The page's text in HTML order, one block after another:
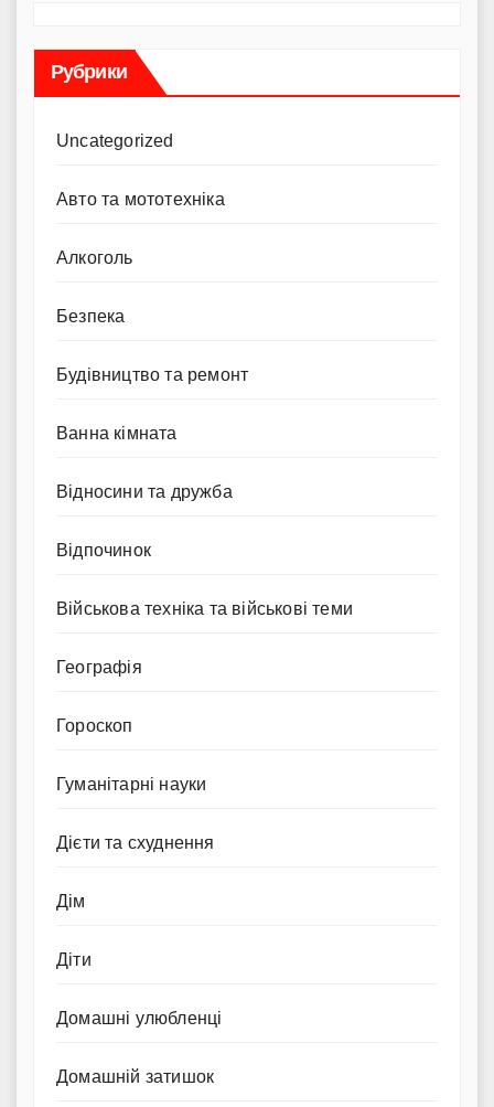
Рубрики
Uncategorized
Авто та мототехніка
Алкоголь
Безпека
Будівництво та ремонт
Ванна кімната
Відносини та дружба
Відпочинок
Військова техніка та військові теми
Географія
Гороскоп
Гуманітарні науки
Дієти та схуднення
Дім
Діти
Домашні улюбленці
Домашній затишок